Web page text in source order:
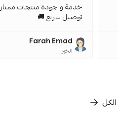
خدمة و جودة منتجات
توصيل سريع 🚚
Farah Emad
الخبر